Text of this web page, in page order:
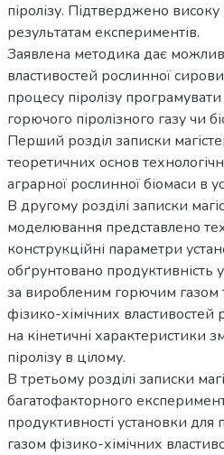
піролізу. Підтверджено
результатам експериментів.
Заявлена методика дає
властивостей рослинної
процесу піролізу
горючого піролізного газу чи
Перший розділ записки
теоретичних основ
аграрної рослинної біомаси в
В другому розділі записки
моделювання представлено
конструкційні параметри
обґрунтовано продуктивність
за виробленим горючим газом
фізико-хімічних властивостей
на кінетичні характеристики
піролізу в цілому.
В третьому розділі записки
багатофакторного
продуктивності установки для
газом фізико-хімічних